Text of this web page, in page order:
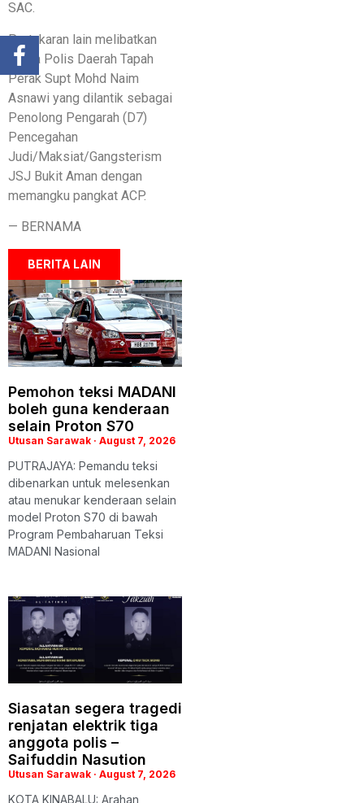
SAC.
Pertukaran lain melibatkan
Ketua Polis Daerah Tapah
Perak Supt Mohd Naim
Asnawi yang dilantik sebagai
Penolong Pengarah (D7)
Pencegahan
Judi/Maksiat/Gangsterism
JSJ Bukit Aman dengan
memangku pangkat ACP.
— BERNAMA
BERITA LAIN
Pemohon teksi MADANI
boleh guna kenderaan
selain Proton S70
Utusan Sarawak August 7, 2026
PUTRAJAYA: Pemandu teksi
dibenarkan untuk melesenkan
atau menukar kenderaan selain
model Proton S70 di bawah
Program Pembaharuan Teksi
MADANI Nasional
Siasatan segera tragedi
renjatan elektrik tiga
anggota polis –
Saifuddin Nasution
Utusan Sarawak August 7, 2026
KOTA KINABALU: Arahan